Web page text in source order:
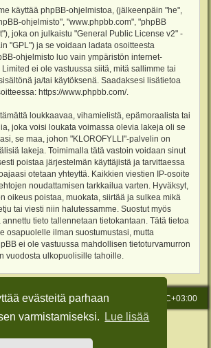
evästeitä parhaan
varmistamiseksi.
Lue lisää
käyttää phpBB-ohjelmistoa, (jälkeenpäin "he",
ohjelmisto", "www.phpbb.com", "phpBB
joka on julkaistu "General Public License v2" -
"GPL") ja se voidaan ladata osoitteesta
ohjelmisto luo vain ympäristön internet-
ei ole vastuussa siitä, mitä sallimme tai
ja/tai käytöksenä. Saadaksesi lisätietoa
https://www.phpbb.com/.
loukkaavaa, vihamielistä, epämoraalista tai
joka voisi loukata voimassa olevia lakeja oli se
se maa, johon "KLOROFYLLI"-palvelin on
lakeja. Toimimalla tätä vastoin voidaan sinut
poistaa järjestelmän käyttäjistä ja tarvittaessa
otetaan yhteyttä. Kaikkien viestien IP-osoite
noudattamisen tarkkailua varten. Hyväksyt,
oikeus poistaa, muokata, siirtää ja sulkea mikä
tai viesti niin halutessamme. Suostut myös
tieto tallennetaan tietokantaan. Tätä tietoa
osapuolelle ilman suostumustasi, mutta
ei ole vastuussa mahdollisen tietoturvamurron
vuodosta ulkopuolisille tahoille.
Kaikki ajat ovat UTC+03:00
Viesti Ylläpidolle
phpBB® Forum Software © phpBB Limited